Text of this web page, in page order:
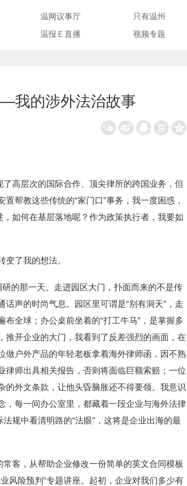
温网议事厅 只有温州
温报Ｅ直播 视频专题
我的涉外法治故事
高层次的国际合作、顶尖律所的跨国业务，但
帮教这些传统的“家门口”事务，我一度困惑，
如何在基层落地呢？作为政策执行者，我要如
了我的想法。
研的那一天。走进园区大门，扑面而来的不是传
声的时尚气息。园区里可谓是“别有洞天”，走
全球；办公桌前坐着的“打工牛马”，是掌握多
推开企业的大门，我看到了反差强烈的画面，在
做户外产品的年轻老板拿着海外律师函，因不熟
师出具相关报告，否则将面临巨额索赔；一位
外文条款，让他头昏脑胀还不得要领。我意识
，每一间办公室里，都藏着一段企业与海外法律
规中看清明路的“法眼”，这将是企业出海的最
客，从帮助企业修改一份简单的英文合同模板
风险预判”专题讲座。起初，企业对我们多少有